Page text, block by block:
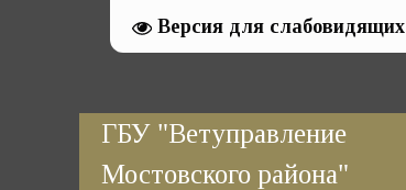
Версия для слабовидящих
ГБУ "Ветуправление
Мостовского района"